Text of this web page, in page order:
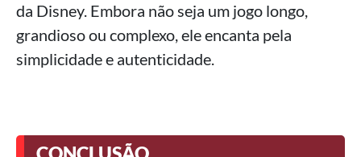
da Disney. Embora não seja um jogo longo,
grandioso ou complexo, ele encanta pela
simplicidade e autenticidade.